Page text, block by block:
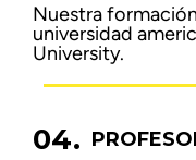
Nuestra
universidad
University.
04.